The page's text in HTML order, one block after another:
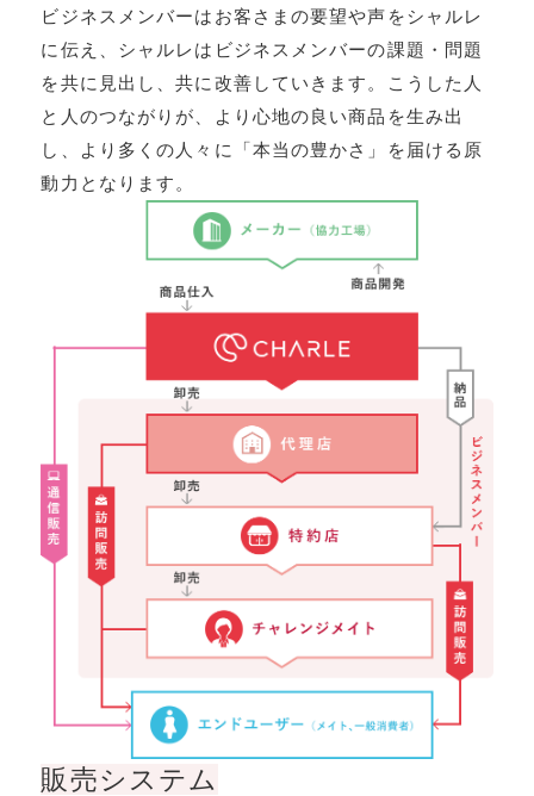
ビジネスメンバーはお客さまの要望や声をシャルレ
に伝え、シャルレはビジネスメンバーの課題・問題
を共に⾒出し、共に改善していきます。こうした⼈
と⼈のつながりが、より⼼地の良い商品を⽣み出
し、より多くの⼈々に「本当の豊かさ」を届ける原
動⼒となります。
販売システム